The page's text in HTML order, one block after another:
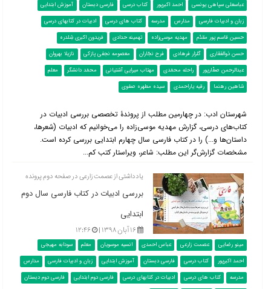
عباسعلی سپاهی یونسی احمد اکبرپور کتاب درسی فارسی دبستان
آموزش ابتدایی
زبان و ادبیات فارسی
مدارس مدرسه کتاب های درسی
ادبیات در کتابهای درسی
حسین قاسم پور مقدّم
مهدیه موسی‌زاده تهمینه حدادی
فریدون اکبری شِلدره
حسن ذوالفقاری
گلزار فرهادی فرح نجّاران معصومه نجفی پازکی
نازیلا بهروان
عبدالرحمن صفّارپور
راحله محمّدی مهتاب میرایی آشتیانی محمّد دانشگر
معلم
شاهین رهنما
رقیه یاراحمدی سیده مطهره صفوی
شهرستان ادب: در چهارمین مطلب از پروندۀ تخصصی بررسی ادبیات در
کتاب‌‌های درسی، گزارش مهدیه موسی‌زاده را می‌خوانیم که ادبیات (شعرها،
داستان‌ها و...) را در کتاب فارسی سال چهارم ابتدایی بررسی کرده است.
مشخصات گزارش‌گر این مطلب: شاعر، ویراستار کتب کم...
یادداشتی از عصمت زارعی در صفحه دوم پرونده
بررسی ادبیات در کتاب فارسی سال دوم
ابتدایی
۱۶ آبان ۱۳۹۸ | ۱۲:۴۶
مینو رضایی عصمت زارعی عباس احمدی انسیه موسویان معلم
سودابه مهیجی
احمد اکبرپور
کتاب درسی فارسی دبستان آموزش ابتدایی زبان و ادبیات فارسی
مدارس
مدرسه
کتاب های درسی ادبیات در کتابهای درسی فارسی دوم ابتدایی
فارسی دوم دبستان